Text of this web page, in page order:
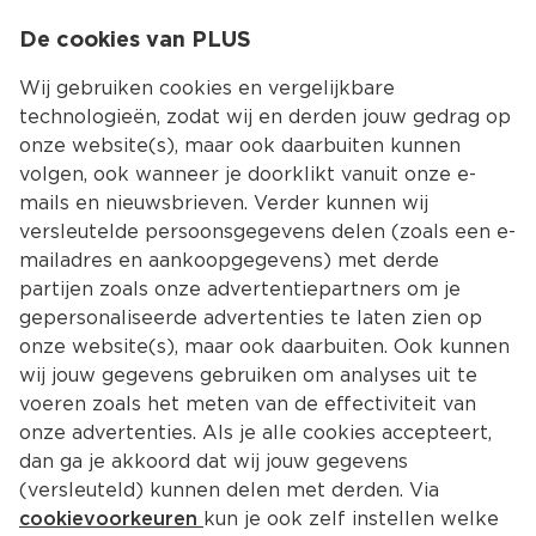
Kies jouw
Terug Producten
De cookies van PLUS
Wij gebruiken cookies en vergelijkbare
technologieën, zodat wij en derden jouw gedrag op
onze website(s), maar ook daarbuiten kunnen
volgen, ook wanneer je doorklikt vanuit onze e-
mails en nieuwsbrieven. Verder kunnen wij
versleutelde persoonsgegevens delen (zoals een e-
mailadres en aankoopgegevens) met derde
partijen zoals onze advertentiepartners om je
gepersonaliseerde advertenties te laten zien op
onze website(s), maar ook daarbuiten. Ook kunnen
wij jouw gegevens gebruiken om analyses uit te
voeren zoals het meten van de effectiviteit van
onze advertenties. Als je alle cookies accepteert,
dan ga je akkoord dat wij jouw gegevens
(versleuteld) kunnen delen met derden. Via
cookievoorkeuren kun je ook zelf instellen welke